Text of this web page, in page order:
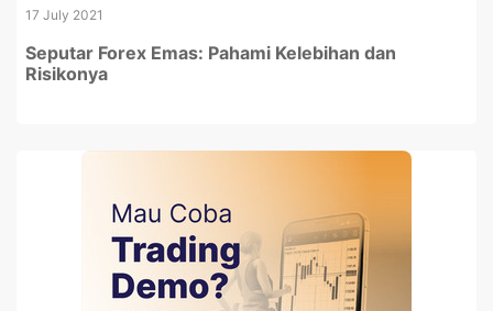
17 July 2021
Seputar Forex Emas: Pahami Kelebihan dan
Risikonya